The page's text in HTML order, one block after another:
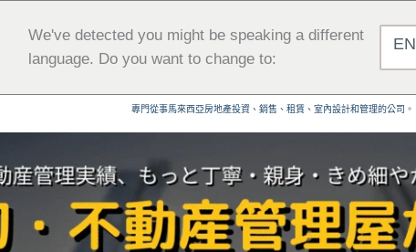
We've detected you might be speaking a different
language. Do you want to change to:
EN
專門從事馬來西亞房地產投資、銷售、租賃、室內設計和管理的公司。